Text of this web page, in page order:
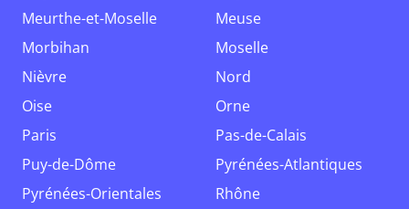
Meurthe-et-Moselle
Meuse
Morbihan
Moselle
Nièvre
Nord
Oise
Orne
Paris
Pas-de-Calais
Puy-de-Dôme
Pyrénées-Atlantiques
Pyrénées-Orientales
Rhône